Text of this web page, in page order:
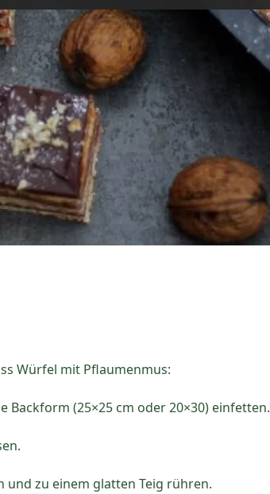
Würfel mit Pflaumenmus:
Backform (25×25 cm oder 20×30) einfetten.
zu einem glatten Teig rühren.